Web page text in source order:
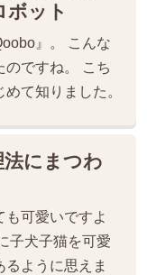
ボット
』。 こんな
のですね。 こち
て知りました。
法にまつわ
も可愛いですよ
子犬子猫を可愛
るように思えま